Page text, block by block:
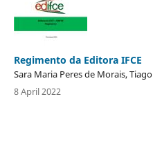
Regimento da Editora IFCE
Sara Maria Peres de Morais,
8 April 2022